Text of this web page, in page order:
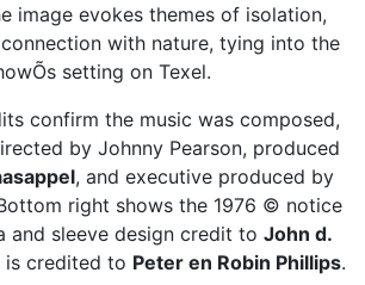
image evokes themes of isolation,
with nature, tying into the
setting on Texel.
confirm the music was composed,
by Johnny Pearson, produced
, and executive produced by
right shows the 1976 © notice
and sleeve design credit to John d.
is credited to Peter en Robin Phillips.